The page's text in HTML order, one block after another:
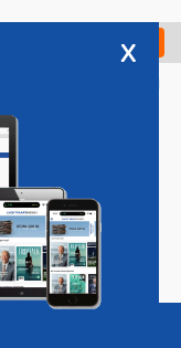
Check in
Vacatures
x